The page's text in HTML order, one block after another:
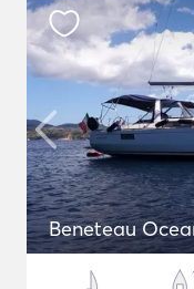
Beneteau